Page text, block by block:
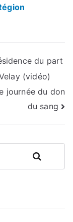
du part
(vidéo)
journée du don
du sang
Rechercher